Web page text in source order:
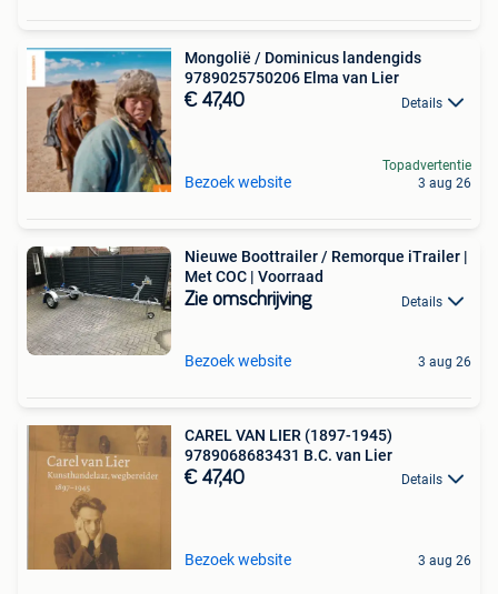
Mongolië / Dominicus landengids
9789025750206 Elma van Lier
€ 47,40 Details
Bezoek website
Topadvertentie
3 aug 26
Nieuwe Boottrailer / Remorque iTrailer |
Met COC | Voorraad
Zie omschrijving Details
Bezoek website 3 aug 26
CAREL VAN LIER (1897-1945)
9789068683431 B.C. van Lier
€ 47,40 Details
Bezoek website 3 aug 26